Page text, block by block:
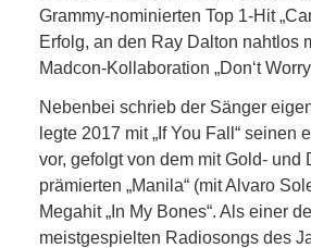
Grammy-nominierten Top 1-Hit
Erfolg, an den Ray Dalton nahtlos
Madcon-Kollaboration „Don‘t
Nebenbei schrieb der Sänger
legte 2017 mit „If You Fall“ seinen
vor, gefolgt von dem mit Gold- und
prämierten „Manila“ (mit Alvaro
Megahit „In My Bones“. Als einer
meistgespielten Radiosongs des